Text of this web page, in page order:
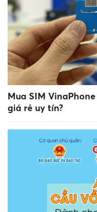
Mua SIM
giá rẻ uy tín?